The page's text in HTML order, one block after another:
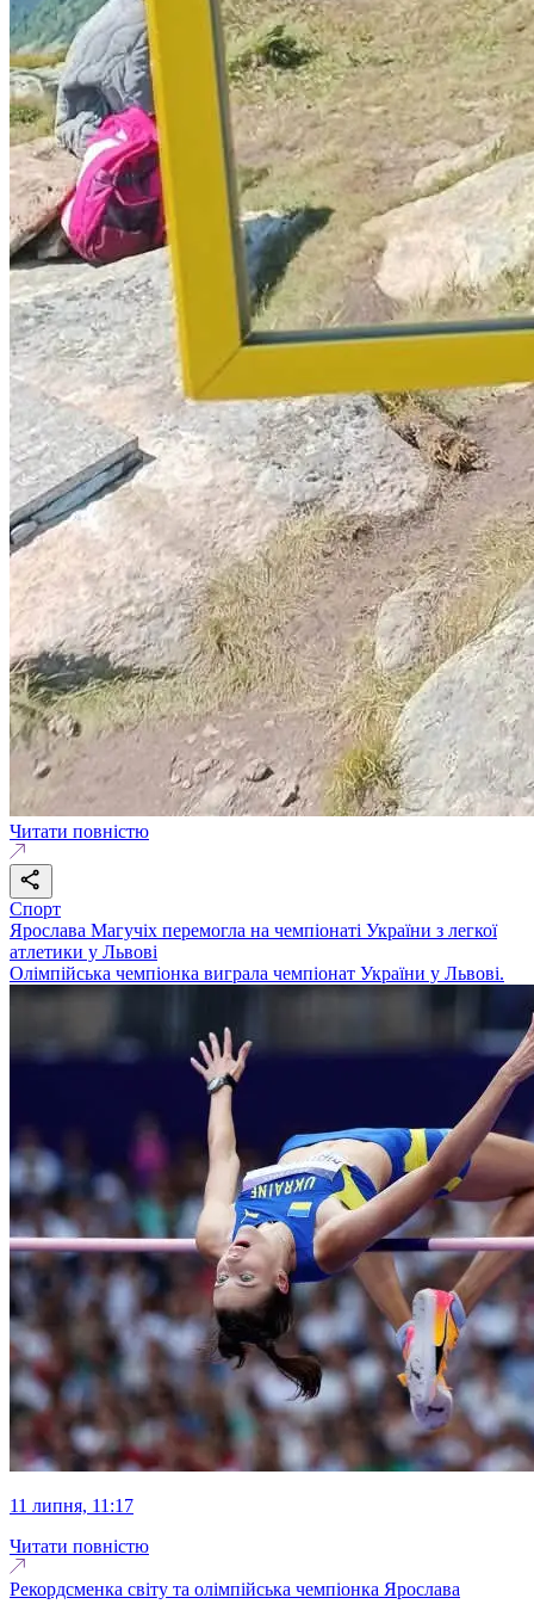
Читати повністю
Спорт
Ярослава Магучіх перемогла на чемпіонаті України з легкої
атлетики у Львові
Олімпійська чемпіонка виграла чемпіонат України у Львові.
11 липня, 11:17
Читати повністю
Рекордсменка світу та олімпійська чемпіонка Ярослава